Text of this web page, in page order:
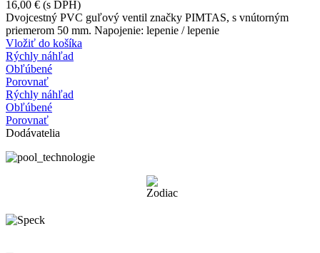
16,00 € (s DPH)
Dvojcestný PVC guľový ventil značky PIMTAS, s vnútorným
priemerom 50 mm. Napojenie: lepenie / lepenie
Vložiť do košíka
Rýchly náhľad
Obľúbené
Porovnať
Rýchly náhľad
Obľúbené
Porovnať
Dodávatelia